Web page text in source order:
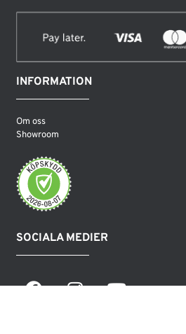
INFORMATION
Om oss
Showroom
SOCIALA MEDIER